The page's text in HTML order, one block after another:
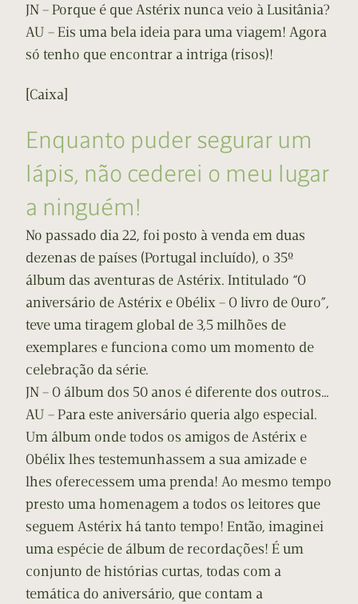
JN – Porque é que Astérix nunca veio à Lusitânia?
AU – Eis uma bela ideia para uma viagem! Agora
só tenho que encontrar a intriga (risos)!
[Caixa]
Enquanto puder segurar um
lápis, não cederei o meu lugar
a ninguém!
No passado dia 22, foi posto à venda em duas
dezenas de países (Portugal incluído), o 35º
álbum das aventuras de Astérix. Intitulado “O
aniversário de Astérix e Obélix – O livro de Ouro”,
teve uma tiragem global de 3,5 milhões de
exemplares e funciona como um momento de
celebração da série.
JN – O álbum dos 50 anos é diferente dos outros…
AU – Para este aniversário queria algo especial.
Um álbum onde todos os amigos de Astérix e
Obélix lhes testemunhassem a sua amizade e
lhes oferecessem uma prenda! Ao mesmo tempo
presto uma homenagem a todos os leitores que
seguem Astérix há tanto tempo! Então, imaginei
uma espécie de álbum de recordações! É um
conjunto de histórias curtas, todas com a
temática do aniversário, que contam a